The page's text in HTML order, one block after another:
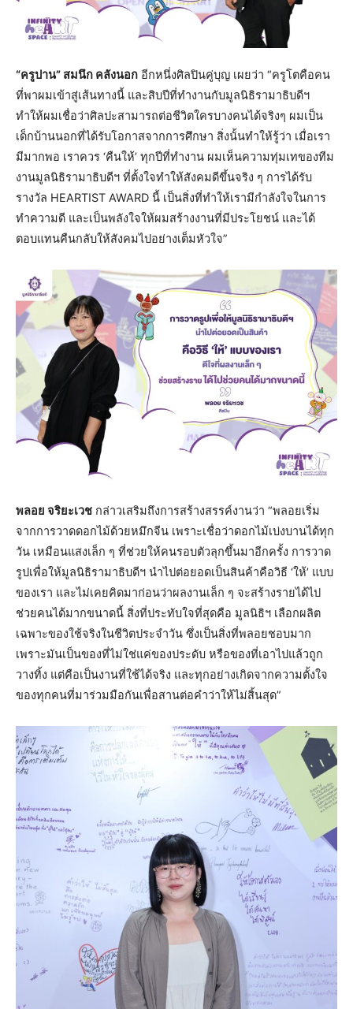
“ครูปาน” สมนึก คลังนอก อีกหนึ่งศิลปินคู่บุญ เผยว่า “ครูโตคือคน
ที่พาผมเข้าสู่เส้นทางนี้ และสิบปีที่ทำงานกับมูลนิธิรามาธิบดีฯ
ทำให้ผมเชื่อว่าศิลปะสามารถต่อชีวิตใครบางคนได้จริงๆ ผมเป็น
เด็กบ้านนอกที่ได้รับโอกาสจากการศึกษา สิ่งนั้นทำให้รู้ว่า เมื่อเรา
มีมากพอ เราควร ‘คืนให้’ ทุกปีที่ทำงาน ผมเห็นความทุ่มเทของทีม
งานมูลนิธิรามาธิบดีฯ ที่ตั้งใจทำให้สังคมดีขึ้นจริง ๆ การได้รับ
รางวัล HEARTIST AWARD นี้ เป็นสิ่งที่ทำให้เรามีกำลังใจในการ
ทำความดี และเป็นพลังใจให้ผมสร้างงานที่มีประโยชน์ และได้
ตอบแทนคืนกลับให้สังคมไปอย่างเต็มหัวใจ”
พลอย จริยะเวช กล่าวเสริมถึงการสร้างสรรค์งานว่า “พลอยเริ่ม
จากการวาดดอกไม้ด้วยหมึกจีน เพราะเชื่อว่าดอกไม้เบ่งบานได้ทุก
วัน เหมือนแสงเล็ก ๆ ที่ช่วยให้คนรอบตัวลุกขึ้นมาอีกครั้ง การวาด
รูปเพื่อให้มูลนิธิรามาธิบดีฯ นำไปต่อยอดเป็นสินค้าคือวิธี ‘ให้’ แบบ
ของเรา และไม่เคยคิดมาก่อนว่าผลงานเล็ก ๆ จะสร้างรายได้ไป
ช่วยคนได้มากขนาดนี้ สิ่งที่ประทับใจที่สุดคือ มูลนิธิฯ เลือกผลิต
เฉพาะของใช้จริงในชีวิตประจำวัน ซึ่งเป็นสิ่งที่พลอยชอบมาก
เพราะมันเป็นของที่ไม่ใช่แค่ของประดับ หรือของที่เอาไปแล้วถูก
วางทิ้ง แต่คือเป็นงานที่ใช้ได้จริง และทุกอย่างเกิดจากความตั้งใจ
ของทุกคนที่มาร่วมมือกันเพื่อสานต่อคำว่าให้ไม่สิ้นสุด”